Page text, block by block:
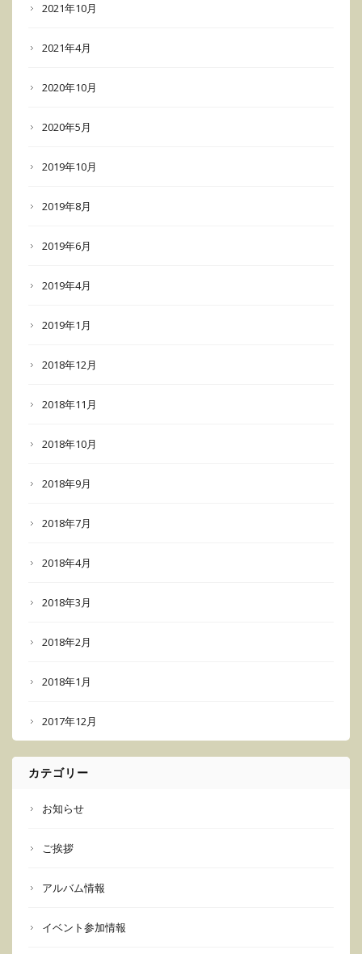
2021年10月
2021年4月
2020年10月
2020年5月
2019年10月
2019年8月
2019年6月
2019年4月
2019年1月
2018年12月
2018年11月
2018年10月
2018年9月
2018年7月
2018年4月
2018年3月
2018年2月
2018年1月
2017年12月
カテゴリー
お知らせ
ご挨拶
アルバム情報
イベント参加情報